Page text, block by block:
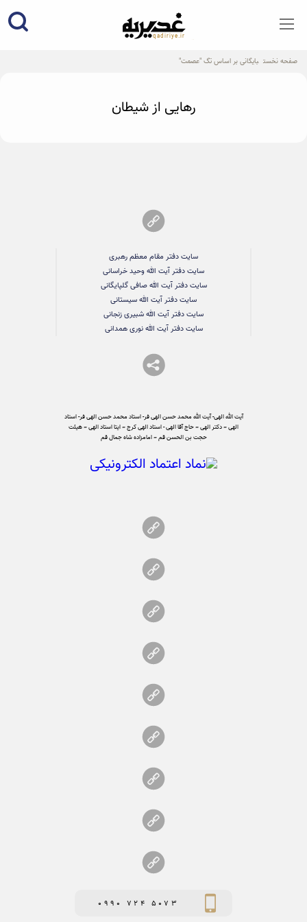
qadiriye.ir
نشریه ی غدیریه-بیانات استاد
صفحه نخست بایگانی بر اساس تگ "عصمت"
رهایی از شیطان
سایت دفتر مقام معظم رهبری
سایت دفتر آیت الله وحید خراسانی
سایت دفتر آیت الله صافی گلپایگانی
سایت دفتر آیت الله سیستانی
سایت دفتر آیت الله شبیری زنجانی
سایت دفتر آیت الله نوری همدانی
آیت الله الهی- آیت الله محمد حسن الهی فر- استاد محمد حسن الهی فر- استاد
الهی – دکتر الهی – حاج آقا الهی - استاد الهی کرج – ایتا استاد الهی – هیئت
حجت بن الحسن قم – امامزاده شاه جمال قم
0990 724 5073